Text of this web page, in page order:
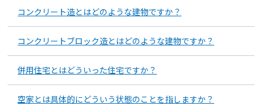
コンクリート造とはどのような建物ですか？
コンクリートブロック造とはどのような建物ですか？
併用住宅とはどういった住宅ですか？
空家とは具体的にどういう状態のことを指しますか？